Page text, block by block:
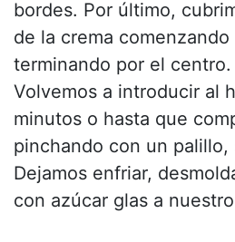
bordes. Por último,
de la crema
terminando por el centro.
Volvemos a introducir al
minutos o hasta que
pinchando con un palillo,
Dejamos enfriar,
con azúcar glas a